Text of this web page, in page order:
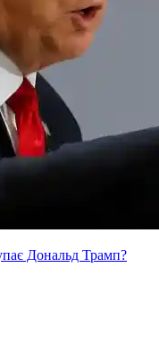
Дональд Трамп?